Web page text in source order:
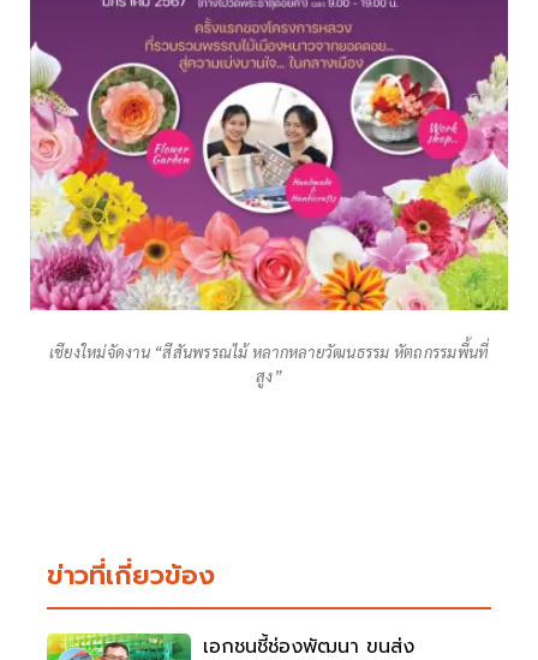
เชียงใหม่จัดงาน “สีสันพรรณไม้ หลากหลายวัฒนธรรม หัตถกรรมพื้นที่
สูง”
ข่าวที่เกี่ยวข้อง
เอกชนชี้ช่องพัฒนา ขนส่ง